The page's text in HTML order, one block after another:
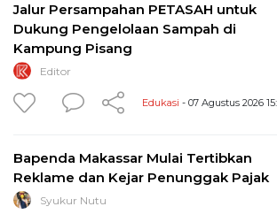
Jalur Persampahan PETASAH untuk
Dukung Pengelolaan Sampah di
Kampung Pisang
Editor
Edukasi - 07 Agustus 2026
Bapenda Makassar Mulai Tertibkan
Reklame dan Kejar Penunggak Pajak
Syukur Nutu